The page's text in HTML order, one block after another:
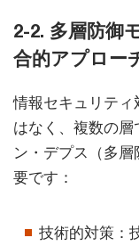
2-2. 多層防御
合的アプロー
情報セキュリテ
はなく、複数の層
ン・デプス（多
要です：
技術的対策：